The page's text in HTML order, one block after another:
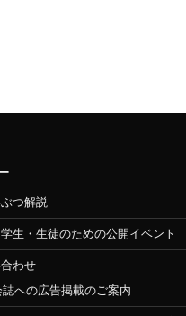
つ解説
生・生徒のための公開イベント
わせ
誌への広告掲載のご案内